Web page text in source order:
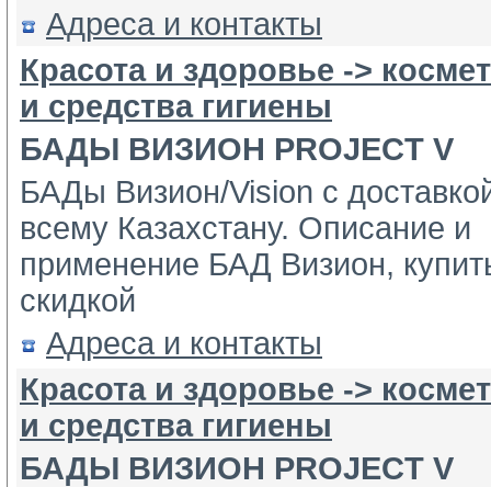
Адреса и контакты
Красота и здоровье ->
и средства гигиены
БАДЫ ВИЗИОН PROJECT V
БАДы Визион/Vision с
всему Казахстану. Описание и
применение БАД Визион,
скидкой
Адреса и контакты
Красота и здоровье ->
и средства гигиены
БАДЫ ВИЗИОН PROJECT V